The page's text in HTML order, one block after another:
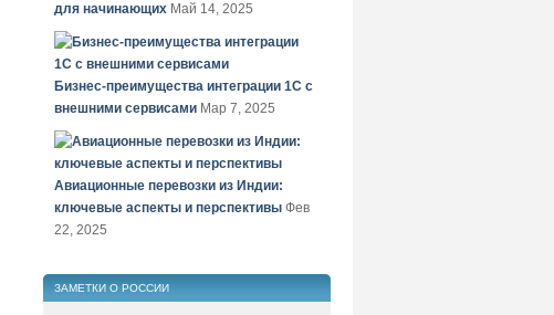
для начинающих Май 14, 2025
Бизнес-преимущества интеграции 1С с
внешними сервисами Мар 7, 2025
Авиационные перевозки из Индии:
ключевые аспекты и перспективы Фев
22, 2025
ЗАМЕТКИ О РОССИИ